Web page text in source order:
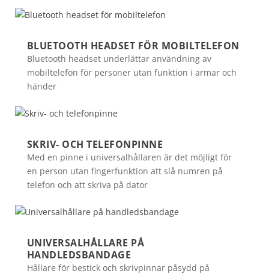
BLUETOOTH HEADSET FÖR MOBILTELEFON
Bluetooth headset underlättar användning av
mobiltelefon för personer utan funktion i armar och
händer
SKRIV- OCH TELEFONPINNE
Med en pinne i universalhållaren är det möjligt för
en person utan fingerfunktion att slå numren på
telefon och att skriva på dator
UNIVERSALHÅLLARE PÅ
HANDLEDSBANDAGE
Hållare för bestick och skrivpinnar påsydd på